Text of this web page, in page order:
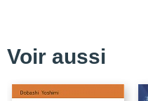
Voir aussi